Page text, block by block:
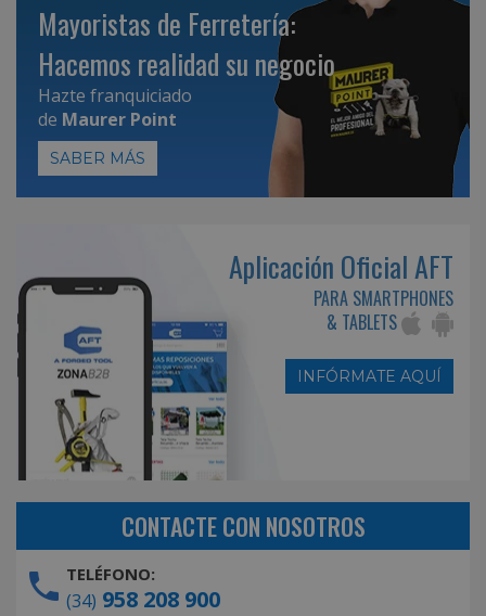
Mayoristas de Ferretería:
Hacemos realidad su negocio
Hazte franquiciado
de Maurer Point
SABER MÁS
Aplicación Oficial AFT
PARA SMARTPHONES
& TABLETS
INFÓRMATE AQUÍ
CONTACTE CON NOSOTROS
TELÉFONO:
(34) 958 208 900